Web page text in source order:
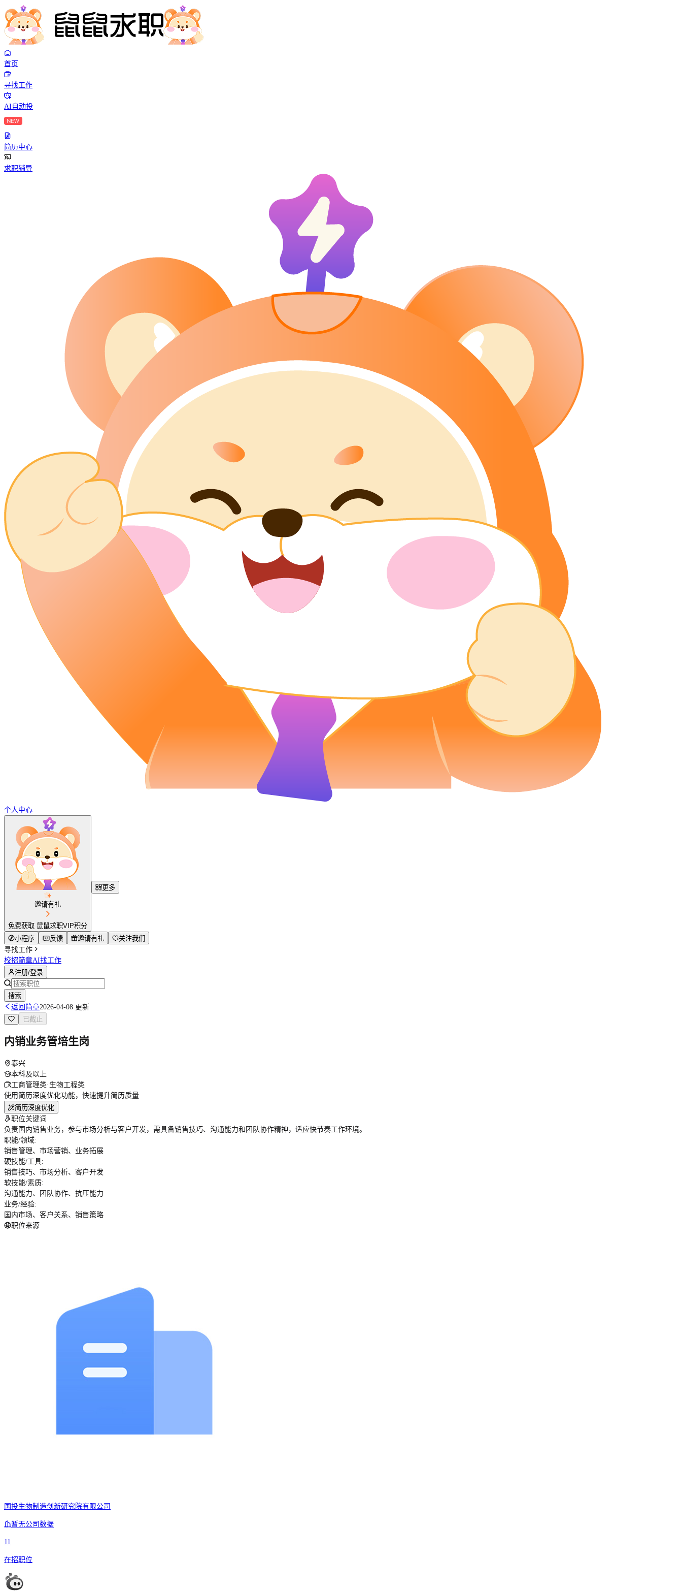
首页
寻找工作
AI自动投
简历中心
求职辅导
个人中心
邀请有礼
免费获取 鼠鼠求职VIP积分
更多
小程序 反馈 邀请有礼
关注我们
寻找工作
校招简章AI找工作
注册/登录
搜索
返回简章2026-04-08 更新
已截止
内销业务管培生岗
泰兴
本科及以上
工商管理类·生物工程类
使用简历深度优化功能，快速提升简历质量
简历深度优化
职位关键词
负责国内销售业务，参与市场分析与客户开发，需具备销售技巧、沟通能力和团队协作精神，适应快节奏工作环境。
职能/领域:
销售管理、市场营销、业务拓展
硬技能/工具:
销售技巧、市场分析、客户开发
软技能/素质:
沟通能力、团队协作、抗压能力
业务/经验:
国内市场、客户关系、销售策略
职位来源
国投生物制造创新研究院有限公司
暂无公司数据
11
在招职位